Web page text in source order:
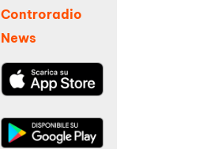
Controradio
News